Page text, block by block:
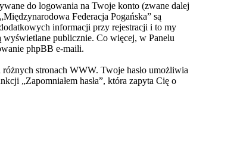
do logowania na Twoje konto (zwane dalej
Federacja Pogańska” są
informacji przy rejestracji i to my
publicznie. Co więcej, w Panelu
phpBB e-maili.
różnych stronach WWW. Twoje hasło umożliwia
„Zapomniałem hasła”, która zapyta Cię o